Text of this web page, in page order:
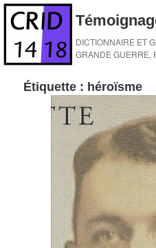
Skip
content
DICTIONNAIRE ET
GRANDE GUERRE,
Étiquette : héroïsme